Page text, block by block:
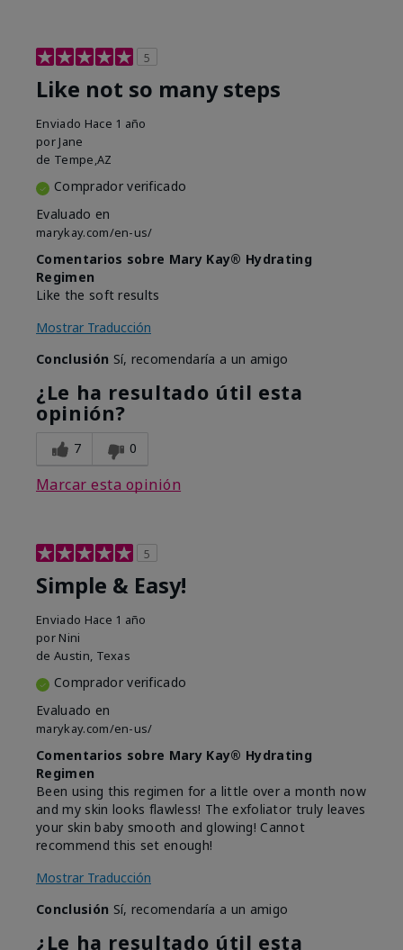
5
Like not so many steps
Enviado Hace 1 año
por Jane
de Tempe,AZ
Comprador verificado
Evaluado en
marykay.com/en-us/
Comentarios sobre Mary Kay® Hydrating
Regimen
Like the soft results
Mostrar Traducción
Conclusión Sí, recomendaría a un amigo
¿Le ha resultado útil esta
opinión?
7 0
Marcar esta opinión
5
Simple & Easy!
Enviado Hace 1 año
por Nini
de Austin, Texas
Comprador verificado
Evaluado en
marykay.com/en-us/
Comentarios sobre Mary Kay® Hydrating
Regimen
Been using this regimen for a little over a month now
and my skin looks flawless! The exfoliator truly leaves
your skin baby smooth and glowing! Cannot
recommend this set enough!
Mostrar Traducción
Conclusión Sí, recomendaría a un amigo
¿Le ha resultado útil esta